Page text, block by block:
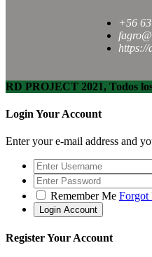
+56
https://
RD PROJECT 2021, Todos
Login Your Account
Enter your e-mail address and
Remember Me Forgot
Register Your Account